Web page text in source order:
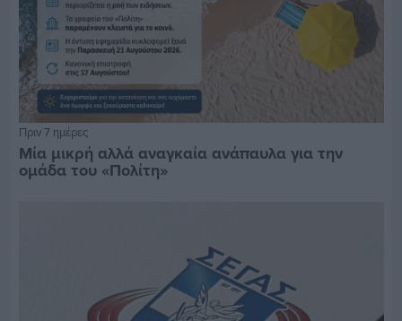
Πριν 7 ημέρες
Μία μικρή αλλά αναγκαία ανάπαυλα για την
ομάδα του «Πολίτη»